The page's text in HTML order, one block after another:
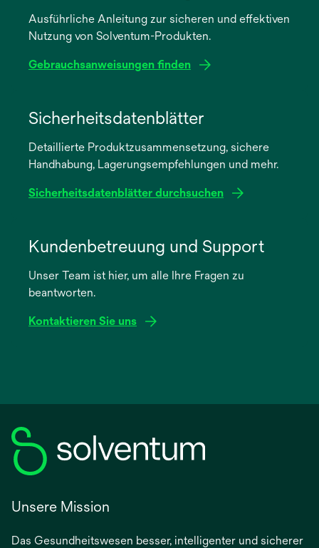
Ausführliche Anleitung zur sicheren und effektiven
Nutzung von Solventum-Produkten.
Gebrauchsanweisungen finden
neuen
Registerkarte
Sicherheitsdatenblätter
Detaillierte Produktzusammensetzung, sichere
Handhabung, Lagerungsempfehlungen und mehr.
Sicherheitsdatenblätter durchsuchen
neuen
Registerkarte
Kundenbetreuung und Support
Unser Team ist hier, um alle Ihre Fragen zu
beantworten.
Kontaktieren Sie uns
Unsere Mission
Das Gesundheitswesen besser, intelligenter und sicherer